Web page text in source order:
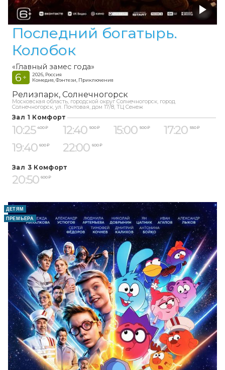
Последний богатырь.
Колобок
«Главный замес года»
6 +
2026, Россия
Комедия, Фэнтези, Приключения
Релизпарк Солнечногорск
Московская область, городской округ Солнечногорск, город
Солнечногорск, ул. Почтовая, дом 17/8, ТЦ Сенеж
Зал 1 Комфорт
10:25 400 ₽ 12:40 500 ₽ 15:00 500 ₽ 17:20 550 ₽
19:40 600 ₽ 22:00 600 ₽
Зал 3 Комфорт
20:50 600 ₽
ДЕТЯМ
ПРЕМЬЕРА